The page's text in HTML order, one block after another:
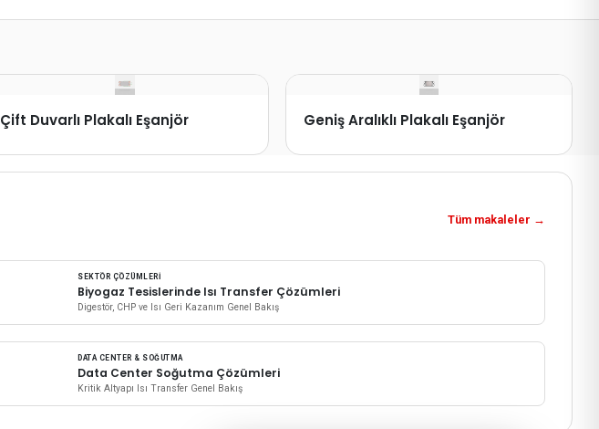
Çift Duvarlı Plakalı Eşanjör Geniş Aralıklı Plakalı Eşanjör
Tüm makaleler →
SEKTÖR ÇÖZÜMLERI
Biyogaz Tesislerinde Isı Transfer Çözümleri
Digestör, CHP ve Isı Geri Kazanım Genel Bakış
DATA CENTER & SOĞUTMA
Data Center Soğutma Çözümleri
Kritik Altyapı Isı Transfer Genel Bakış